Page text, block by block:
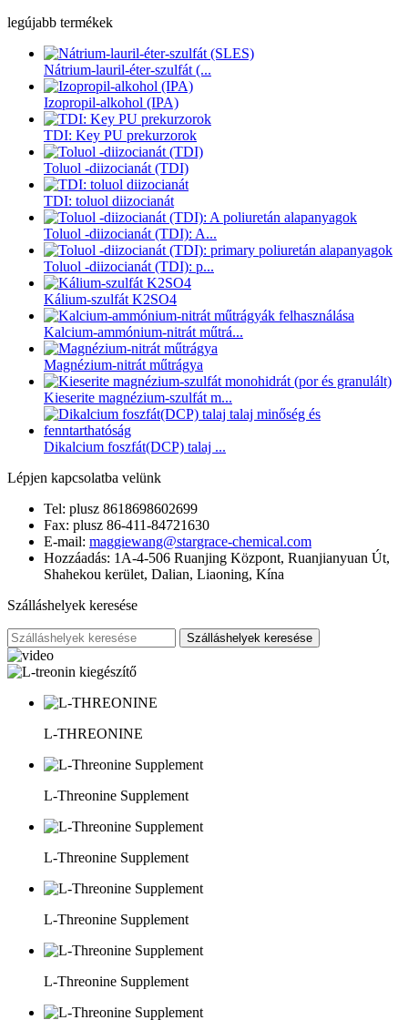
legújabb termékek
Nátrium-lauril-éter-szulfát (...
Izopropil-alkohol (IPA)
TDI: Key PU prekurzorok
Toluol -diizocianát (TDI)
TDI: toluol diizocianát
Toluol -diizocianát (TDI): ‌A...
Toluol -diizocianát (TDI): ‌p...
Kálium-szulfát K2SO4
Kalcium-ammónium-nitrát műtrá...
Magnézium-nitrát műtrágya
Kieserite magnézium-szulfát m...
Dikalcium foszfát(DCP) talaj ...
Lépjen kapcsolatba velünk
Tel: plusz 8618698602699
Fax: plusz 86-411-84721630
E-mail: maggiewang@stargrace-chemical.com
Hozzáadás: 1A-4-506 Ruanjing Központ, Ruanjianyuan Út,
Shahekou kerület, Dalian, Liaoning, Kína
Szálláshelyek keresése
Szálláshelyek keresése
L-THREONINE
L-Threonine Supplement
L-Threonine Supplement
L-Threonine Supplement
L-Threonine Supplement